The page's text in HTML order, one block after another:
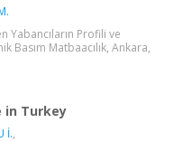
Yabancıların Profili ve
Basım Matbaacılık, Ankara,
in Turkey
İ.,